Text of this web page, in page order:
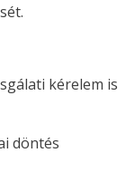
kérelem is
döntés